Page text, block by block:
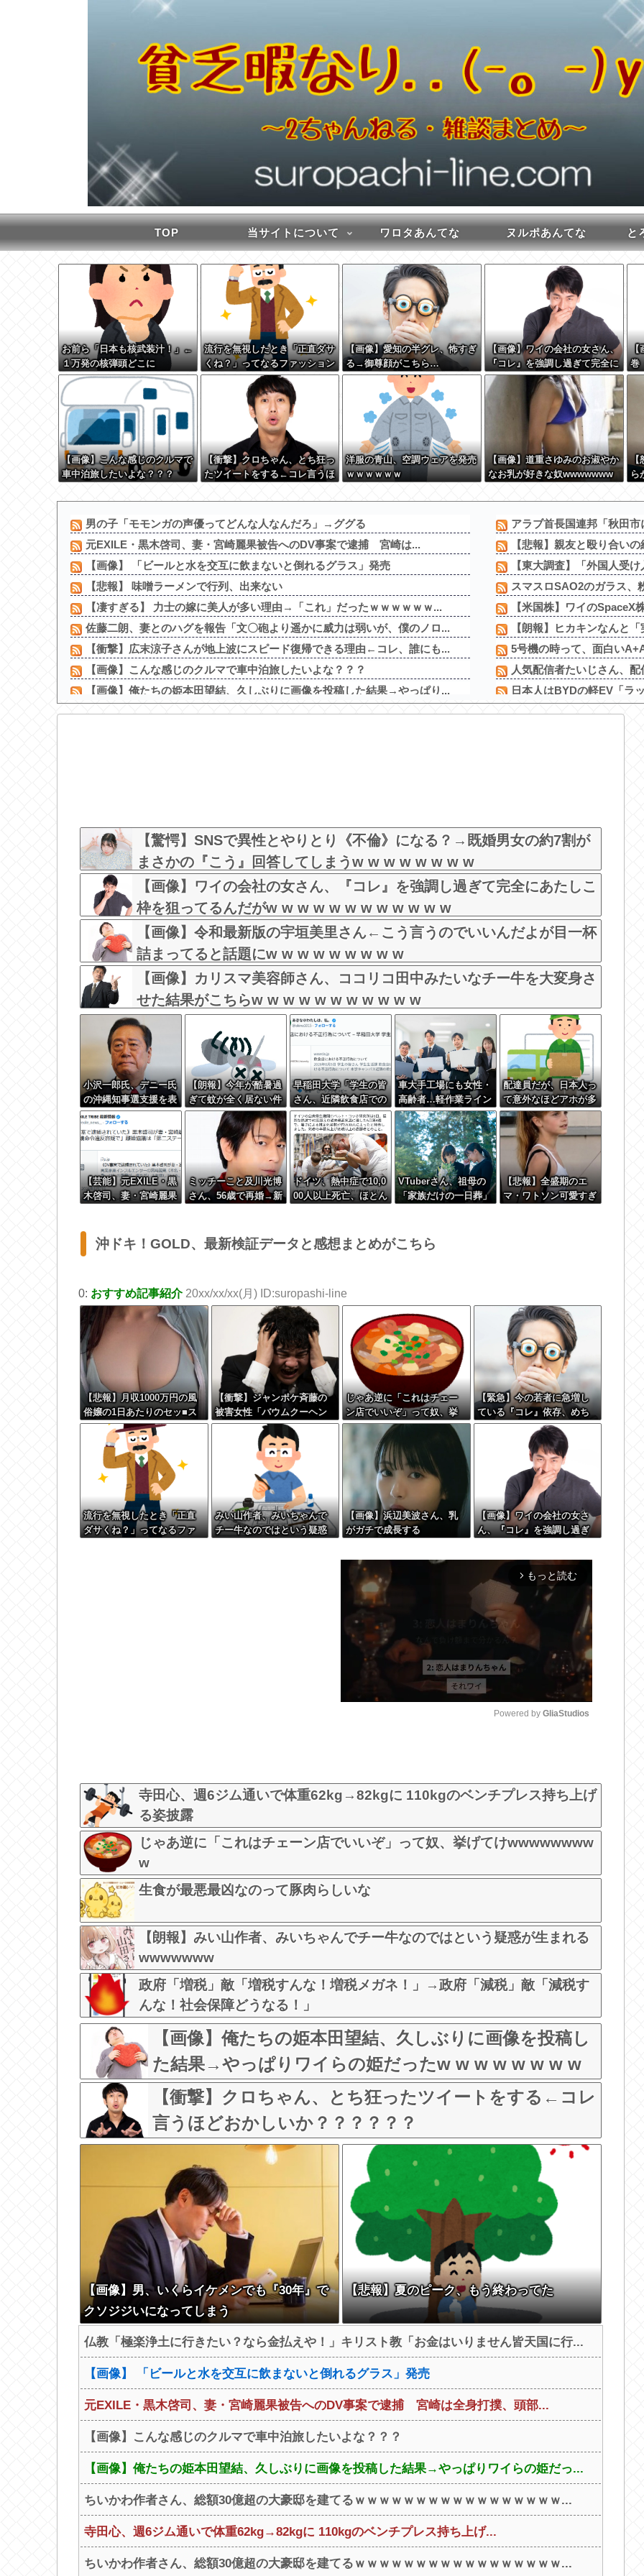
TOP 当サイトについて ワロタあんてな ヌルポあんてな と
お前ら「日本も核武装汁！」←
１万発の核弾頭どこに
流行を無視したとき「正直ダサ
くね？」ってなるファッション
上げてけ
【画像】愛知の半グレ、怖すぎ
る→御尊顔がこちら…
【画像】ワイの会社の女さん、
『コレ』を強調し過ぎて完全に
あたしこ枠を狙ってるんだがw
w w w w w w w w w w w
【
巻
て
【画像】こんな感じのクルマで
車中泊旅したいよな？？？
【衝撃】クロちゃん、とち狂っ
たツイートをする←コレ言うほ
洋服の青山、空調ウェアを発売
ｗｗｗｗｗｗ
【画像】道重さゆみのお淑やか
なお乳が好きな奴wwwwwww
【
ら
る
w
男の子「モモンガの声優ってどんな人なんだろ」→ググる
元EXILE・黒木啓司、妻・宮崎麗果被告へのDV事案で逮捕 宮崎は...
【画像】 「ビールと水を交互に飲まないと倒れるグラス」発売
【悲報】 味噌ラーメンで行列、出来ない
【凄すぎる】 力士の嫁に美人が多い理由→「これ」だったｗｗｗｗｗｗ...
佐藤二朗、妻とのハグを報告「文〇砲より遥かに威力は弱いが、僕のノロ...
【衝撃】広末涼子さんが地上波にスピード復帰できる理由←コレ、誰にも...
【画像】こんな感じのクルマで車中泊旅したいよな？？？
【画像】俺たちの姫本田望結、久しぶりに画像を投稿した結果→やっぱり...
ちいかわ作者さん、総額30億超の大豪邸を建てるｗｗｗｗｗｗｗｗｗｗ...
【画像】露出狂の高校女教師、見つかるｗ
アラブ首長国連邦「秋田
【悲報】親友と殴り合い
【東大調査】「外国人受
スマスロSAO2のガラス
【米国株】ワイのSpaceX
【朗報】ヒカキンなんと
5号機の時って、面白い
人気配信者たいじさん、
日本人はBYDの軽EV「ラ
結局歴代最強二塁手は山
【驚愕】SNSで異性とやりとり《不倫》になる？→既婚男女の約7割が
まさかの『こう』回答してしまうw w w w w w w w
【画像】ワイの会社の女さん、『コレ』を強調し過ぎて完全にあたしこ
枠を狙ってるんだがw w w w w w w w w w w w
【画像】令和最新版の宇垣美里さん←こう言うのでいいんだよが目一杯
詰まってると話題にw w w w w w w w w
【画像】カリスマ美容師さん、ココリコ田中みたいなチー牛を大変身さ
せた結果がこちらw w w w w w w w w w w
小沢一郎氏、デニー氏
の沖縄知事選支援を表
明。デニー氏を支援し
ない中革連を批判
【朗報】今年が酷暑過
ぎて蚊が全く居ない件
早稲田大学「学生の皆
さん、近隣飲食店での
無銭飲食はやめてくだ
さい」
車大手工場にも女性・
高齢者…軽作業ライン
やスポットワーク
配達員だが、日本人っ
て意外なほどアホが多
いなと思う
【芸能】元EXILE・黒
木啓司、妻・宮崎麗果
全身打撲、頭部裂傷及
び打撲、頸部損傷の怪
ミッチーこと及川光博
さん、56歳で再婚→新
ドイツ、熱中症で10,0
00人以上死亡、ほとん
VTuberさん、祖母の
「家族だけの一日葬」
【悲報】全盛期のエ
マ・ワトソン可愛すぎ
沖ドキ！GOLD、最新検証データと感想まとめがこちら
0: おすすめ記事紹介20xx/xx/xx(月) ID:suropashi-line
【悲報】月収1000万円の風
俗嬢の1日あたりのセッ■ス
回数がこちら
【衝撃】ジャンポケ斉藤の
被害女性「バウムクーヘン
売ったりTikTokライブして
てムカついたから示談しな
かった」←コレってさ…
じゃあ逆に「これはチェー
ン店でいいぞ」って奴、挙
げてけwwwwwwwww
【緊急】今の若者に急増し
ている『コレ』依存、めち
ゃくちゃ深刻な模様w w w
w w w w w w w
流行を無視したとき「正直
ダサくね？」ってなるファ
みい山作者、みいちゃんで
チー牛なのではという疑惑
【画像】浜辺美波さん、乳
がガチで成長する
【画像】ワイの会社の女さ
ん、『コレ』を強調し過ぎ
てるんだがw w w w w w w
w w w w w
t
Powered by GliaStudios
寺田心、週6ジム通いで体重62kg→82kgに 110kgのベンチプレス持ち上げ
る姿披露
じゃあ逆に「これはチェーン店でいいぞ」って奴、挙げてけwwwwwwww
w
生食が最悪最凶なのって豚肉らしいな
【朗報】みい山作者、みいちゃんでチー牛なのではという疑惑が生まれる
wwwwwww
政府「増税」敵「増税すんな！増税メガネ！」→政府「減税」敵「減税す
んな！社会保障どうなる！」
【画像】俺たちの姫本田望結、久しぶりに画像を投稿し
た結果→やっぱりワイらの姫だったw w w w w w w w
w w
【衝撃】クロちゃん、とち狂ったツイートをする←コレ
言うほどおかしいか？？？？？？
【画像】男、いくらイケメンでも『30年』で
クソジジいになってしまう
【悲報】夏のピーク、もう終わってた
仏教「極楽浄土に行きたい？なら金払えや！」キリスト教「お金はいりません皆天国に行...
【画像】 「ビールと水を交互に飲まないと倒れるグラス」発売
元EXILE・黒木啓司、妻・宮崎麗果被告へのDV事案で逮捕 宮崎は全身打撲、頭部...
【画像】こんな感じのクルマで車中泊旅したいよな？？？
【画像】俺たちの姫本田望結、久しぶりに画像を投稿した結果→やっぱりワイらの姫だっ...
ちいかわ作者さん、総額30億超の大豪邸を建てるｗｗｗｗｗｗｗｗｗｗｗｗｗｗｗｗｗ...
寺田心、週6ジム通いで体重62kg→82kgに 110kgのベンチプレス持ち上げ...
ちいかわ作者さん、総額30億超の大豪邸を建てるｗｗｗｗｗｗｗｗｗｗｗｗｗｗｗｗｗ...